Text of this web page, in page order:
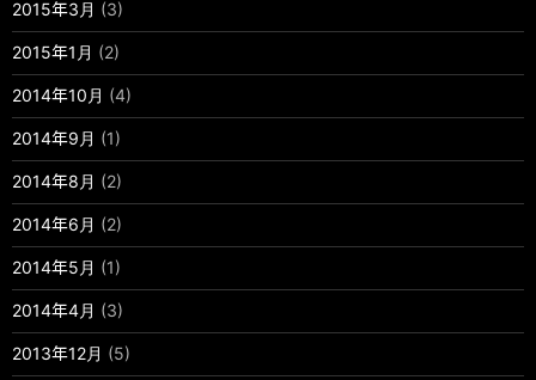
2015年3月 (3)
2015年1月 (2)
2014年10月 (4)
2014年9月 (1)
2014年8月 (2)
2014年6月 (2)
2014年5月 (1)
2014年4月 (3)
2013年12月 (5)